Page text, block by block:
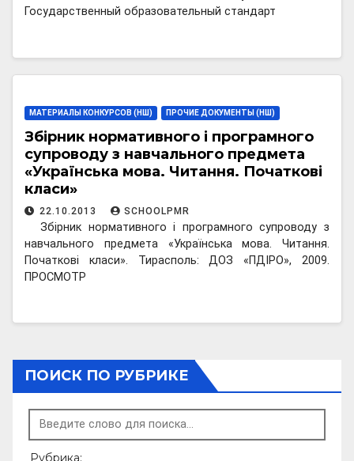
Государственный образовательный стандарт
МАТЕРИАЛЫ КОНКУРСОВ (НШ) ПРОЧИЕ ДОКУМЕНТЫ (НШ)
Збірник нормативного і програмного
супроводу з навчального предмета
«Українська мова. Читання. Початкові
класи»
22.10.2013 SCHOOLPMR
Збірник нормативного і програмного супроводу з
навчального предмета «Українська мова. Читання.
Початкові класи». Тирасполь: ДОЗ «ПДІРО», 2009.
ПРОСМОТР
ПОИСК ПО РУБРИКЕ
Рубрика: